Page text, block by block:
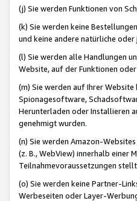
(j) Sie werden Funktionen von
(k) Sie werden keine
und keine andere natürliche
(l) Sie werden alle Handlungen
Website, auf der Funktionen
(m) Sie werden auf Ihrer
Spionagesoftware,
Herunterladen oder Installieren
genehmigt wurden.
(n) Sie werden Amazon-
(z. B., WebView) innerhalb einer
Teilnahmevoraussetzungen
(o) Sie werden keine Partner-
Werbeseiten oder Layer-